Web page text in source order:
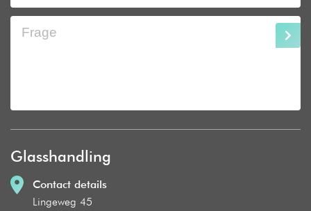
Glasshandling
Contact details
Lingeweg 45